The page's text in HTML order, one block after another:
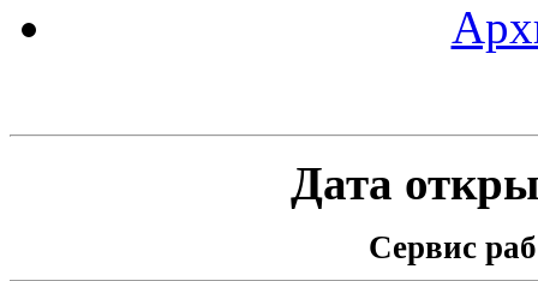
Дата
Сервис